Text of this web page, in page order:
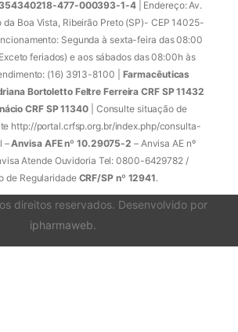
477-000393-1-4| Endereço: Av.
da Boa Vista, Ribeirão Preto (SP)- CEP 14025-
Segunda à sexta-feira das 08:00
feriados) e aos sábados das 08:00h às
(16) 3913-8100 | Farmacêuticas
Bortoletto Feltre Ferreira CRF SP 11432
CRF SP 11340 | Consulte situação de
http://portal.crfsp.org.br/index.php/consulta-
–Anvisa AFE nº 10.29075-2 – Anvisa AE nº
Atende Ouvidoria Tel: 0800-6429782 /
de Regularidade CRF/SP nº 12941.
direitos reservados. Desenvolvido por
ipharmaweb.